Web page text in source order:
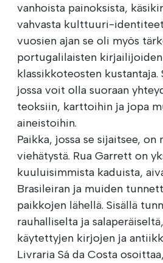
vanhoista painoksista,
vahvasta kulttuuri-
vuosien ajan se oli myös
portugalilaisten
klassikkoteosten kustantaja.
jossa voit olla suoraan
teoksiin, karttoihin ja jopa
aineistoihin.
Paikka, jossa se sijaitsee, on
viehätystä. Rua Garrett on
kuuluisimmista kaduista,
Brasileiran ja muiden
paikkojen lähellä. Sisällä
rauhalliselta ja
käytettyjen kirjojen ja
Livraria Sá da Costa